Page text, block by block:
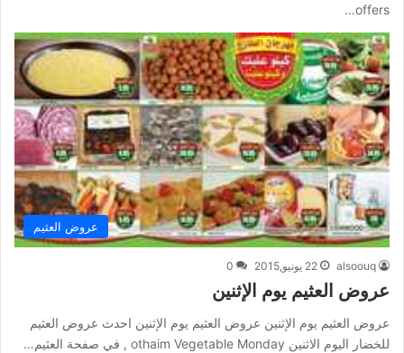
offers…
عروض العثيم
alsoouq 22 يونيو,2015 0
عروض العثيم يوم الإثنين
عروض العثيم يوم الإثنين عروض العثيم يوم الإثنين احدث عروض العثيم
للخضار اليوم الاثنين othaim Vegetable Monday , في صفحة العثيم…